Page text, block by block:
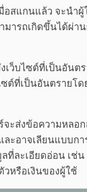
อสแกนแล้ว จะนำ
ารถเกิดขึ้นได้ผ่าน
เว็บไซต์ที่เป็นอันต
ต์ที่เป็นอันตรายโด
ะส่งข้อความหลอก
ะอาจเลียนแบบก
ที่ละเอียดอ่อน เช่
หรือเงินของผู้ใช้